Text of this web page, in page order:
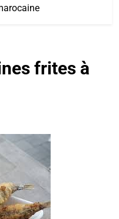
frites à